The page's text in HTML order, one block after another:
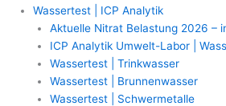
Wassertest | ICP Analytik
Aktuelle Nitrat Belastung 2026 –
ICP Analytik Umwelt-Labor |
Wassertest | Trinkwasser
Wassertest | Brunnenwasser
Wassertest | Schwermetalle